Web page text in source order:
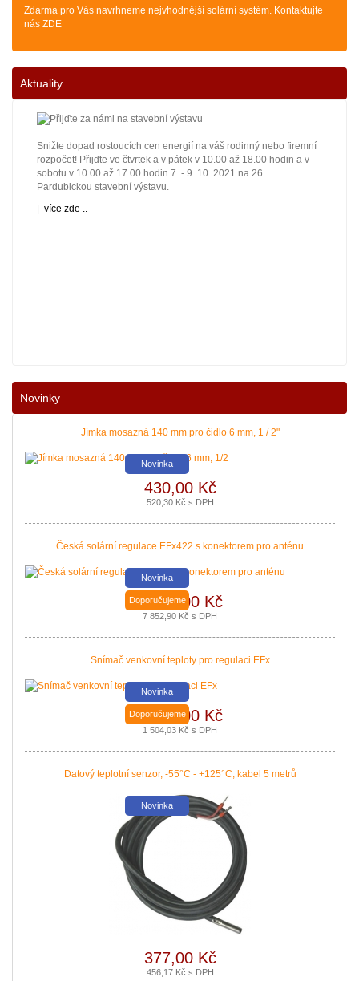
Zdarma pro Vás navrhneme nejvhodnější solární systém. Kontaktujte
nás ZDE
Aktuality
Snižte dopad rostoucích cen energií na váš rodinný nebo firemní
rozpočet! Přijďte ve čtvrtek a v pátek v 10.00 až 18.00 hodin a v
sobotu v 10.00 až 17.00 hodin 7. - 9. 10. 2021 na 26.
Pardubickou stavební výstavu.
více zde ..
a kotle jsou vyhlášeny. Příjem žádostí začíná 12. 10. 2021.
Zajistěte si pro vás levnější a pohodlnější vytápění a provoz
domácnosti.
Nová zelená úsporám a Kotlíkové dotace snadno s PROPULS
zelená úsporám a Kotlíkové dotace.
Podávání žádostí o poslední Kotlíkové dotace v
Královéhradeckém kraji bude pravděpodobně na podzim roku
2020. Nenechte si ujít dotaci až 127 500 Kč na nový zdroj pro
vytápění. Žádost o dotaci Vám zajistíme!
Novinky
Jímka mosazná 140 mm pro čidlo 6 mm, 1 / 2"
Novinka
430,00 Kč
520,30 Kč s DPH
Česká solární regulace EFx422 s konektorem pro anténu
Novinka
Doporučujeme
6 490,00 Kč
7 852,90 Kč s DPH
Snímač venkovní teploty pro regulaci EFx
Novinka
Doporučujeme
1 243,00 Kč
1 504,03 Kč s DPH
Datový teplotní senzor, -55°C - +125°C, kabel 5 metrů
Novinka
377,00 Kč
456,17 Kč s DPH